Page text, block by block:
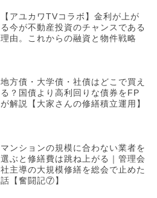
【アユカワTVコラボ】金利が上が
る今が不動産投資のチャンスである
理由。これからの融資と物件戦略
地方債・大学債・社債はどこで買え
る？国債より高利回りな債券をFP
が解説【大家さんの修繕積立運用】
マンションの規模に合わない業者を
選ぶと修繕費は跳ね上がる｜管理会
社主導の大規模修繕を総会で止めた
話【奮闘記⑦】